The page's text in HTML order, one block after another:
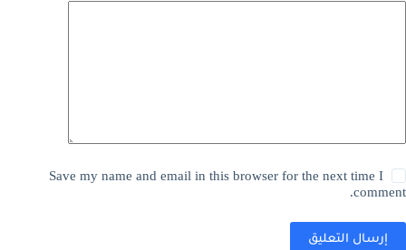
Save my name and email in this browser for the next time I
comment.
إرسال التعليق